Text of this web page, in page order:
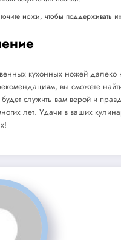
ножи, чтобы поддерживать
кухонных ножей далеко
вы сможете
служить вам верой и
лет. Удачи в ваших